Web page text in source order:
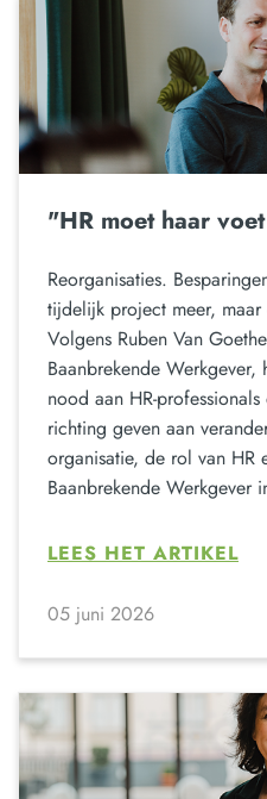
"HR moet haar
Reorganisaties.
tijdelijk project meer,
Volgens Ruben Van
Baanbrekende
nood aan HR-
richting geven aan
organisatie, de rol van HR
Baanbrekende Werkgever
LEES HET ARTIKEL
05 juni 2026